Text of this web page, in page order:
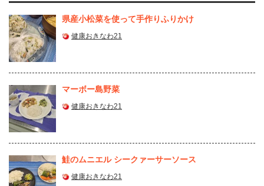
県産⼩松菜を使って⼿作りふりかけ
健康おきなわ21
マーボー島野菜
健康おきなわ21
鮭のムニエル シークァーサーソース
健康おきなわ21